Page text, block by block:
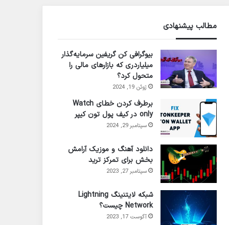
مطالب پیشنهادی
بیوگرافی کن گریفین سرمایه‌گذار
میلیاردری که بازارهای مالی را
متحول کرد؟
ژوئن 19, 2024
برطرف کردن خطای Watch
only در کیف پول تون کیپر
سپتامبر 29, 2024
دانلود آهنگ و موزیک آرامش
بخش برای تمرکز ترید
سپتامبر 27, 2023
شبکه لایتنینگ Lightning
Network چیست؟
آگوست 17, 2023